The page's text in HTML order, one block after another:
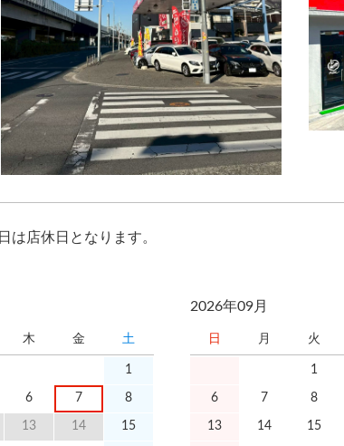
は店休日となります。
木 金 土
1
6 7 8
13 14 15
2026年09月
日 月 火
1
6 7 8
13 14 15